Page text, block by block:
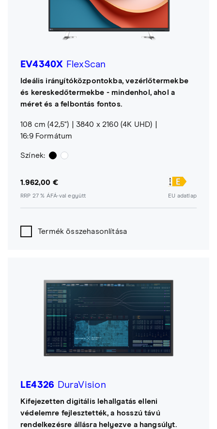
EV4340X FlexScan
Ideális irányítóközpontokba, vezérlőtermekbe
és kereskedőtermekbe - mindenhol, ahol a
méret és a felbontás fontos.
108 cm (42,5")
3840 x 2160 (4K UHD)
16:9 Formátum
Színek:
1.962,00 €
RRP 27 % ÁFÁ-val együtt EU adatlap
Termék összehasonlítása
LE4326 DuraVision
Kifejezetten digitális lehallgatás elleni
védelemre fejlesztették, a hosszú távú
rendelkezésre állásra helyezve a hangsúlyt.